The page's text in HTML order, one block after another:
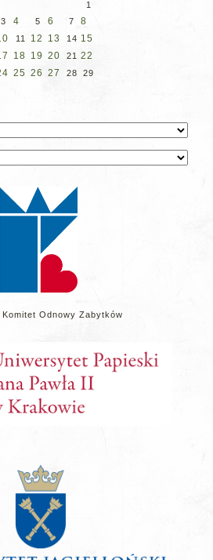
1
3 4 5 6 7
8
11 12 13 14 15
18 19 20 21
22
25 26 27 28 29
Komitet Odnowy Zabytków